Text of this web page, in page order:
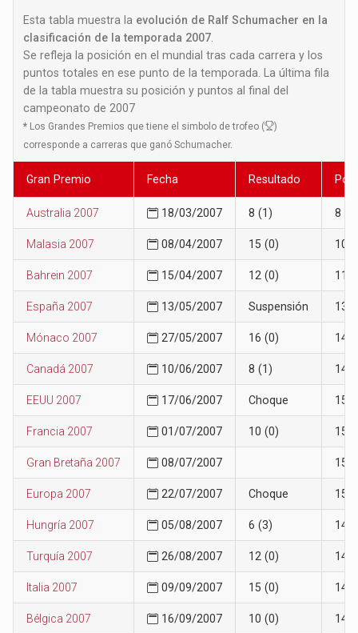
Esta tabla muestra la evolución de Ralf Schumacher en la
clasificación de la temporada 2007
Se refleja la posición en el mundial tras cada carrera y los
puntos totales en ese punto de la temporada. La última fila
de la tabla muestra su posición y puntos al final del
campeonato de 2007
* Los Grandes Premios que tiene el simbolo de trofeo (
)
corresponde a carreras que ganó Schumacher.
Gran Premio Fecha Resultado
Australia 2007 18/03/2007 8 (1) 8
Malasia 2007 08/04/2007 15 (0) 10
Bahrein 2007 15/04/2007 12 (0) 11
España 2007 13/05/2007 Suspensión 13
Mónaco 2007 27/05/2007 16 (0) 14
Canadá 2007 10/06/2007 8 (1) 14
EEUU 2007 17/06/2007 Choque 15
Francia 2007 01/07/2007 10 (0) 15
Gran Bretaña 2007 08/07/2007 15
Europa 2007 22/07/2007 Choque 15
Hungría 2007 05/08/2007 6 (3) 14
Turquía 2007 26/08/2007 12 (0) 14
Italia 2007 09/09/2007 15 (0) 14
Bélgica 2007 16/09/2007 10 (0) 14